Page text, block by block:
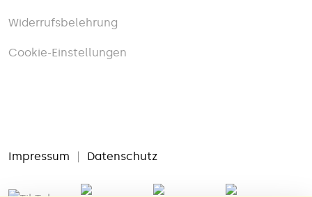
Widerrufsbelehrung
Cookie-Einstellungen
Impressum | Datenschutz